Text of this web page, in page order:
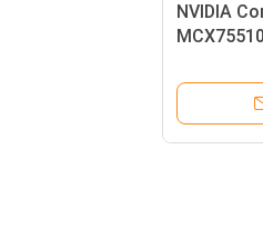
NVIDIA
InfiniBand
PCIe 5.0,